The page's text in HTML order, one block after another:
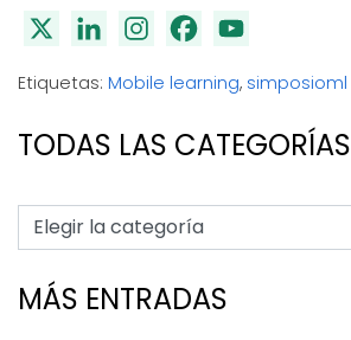
Etiquetas: Mobile learning, simposioml
TODAS LAS CATEGORÍAS
MÁS ENTRADAS